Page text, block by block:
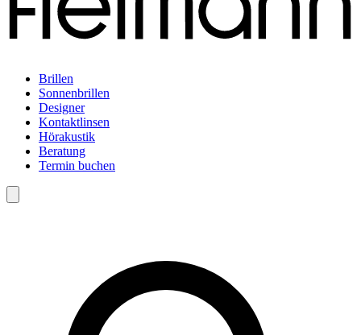
Brillen
Sonnenbrillen
Designer
Kontaktlinsen
Hörakustik
Beratung
Termin buchen